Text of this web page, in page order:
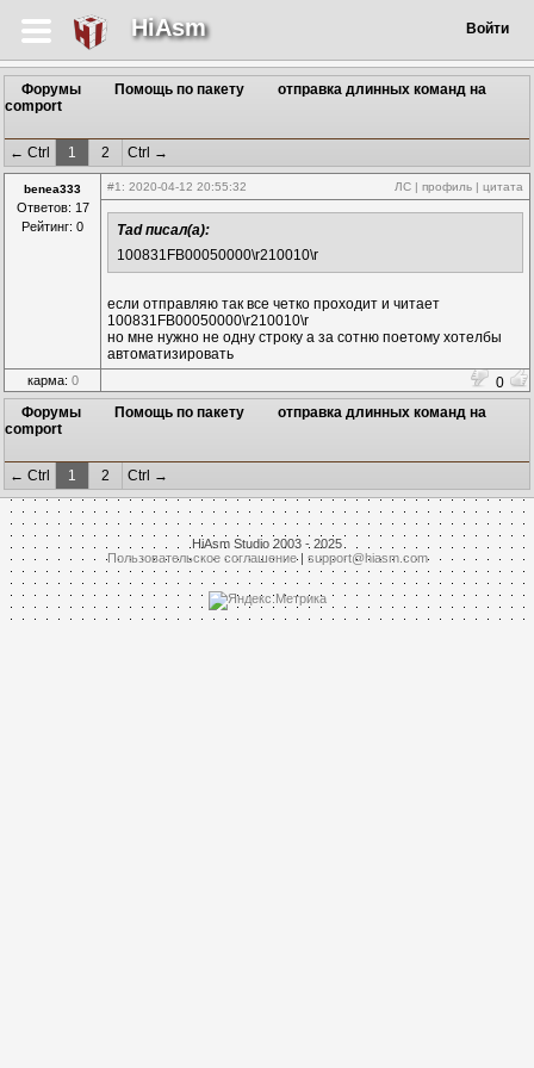
HiAsm Войти
Форумы Помощь по пакету
отправка длинных команд на
comport
← Ctrl 1 2 Ctrl →
benea333
Ответов: 17
Рейтинг: 0
#1 : 2020-04-12 20:55:32 ЛС | профиль | цитата
Tad писал(а):
100831FB00050000\r210010\r
если отправляю так все четко проходит и читает
100831FB00050000\r210010\r
но мне нужно не одну строку а за сотню поетому хотелбы
автоматизировать
карма: 0
0
Форумы
Помощь по пакету
отправка длинных команд на
comport
← Ctrl 1 2 Ctrl →
HiAsm Studio 2003 - 2025
Пользовательское соглашение| support@hiasm.com